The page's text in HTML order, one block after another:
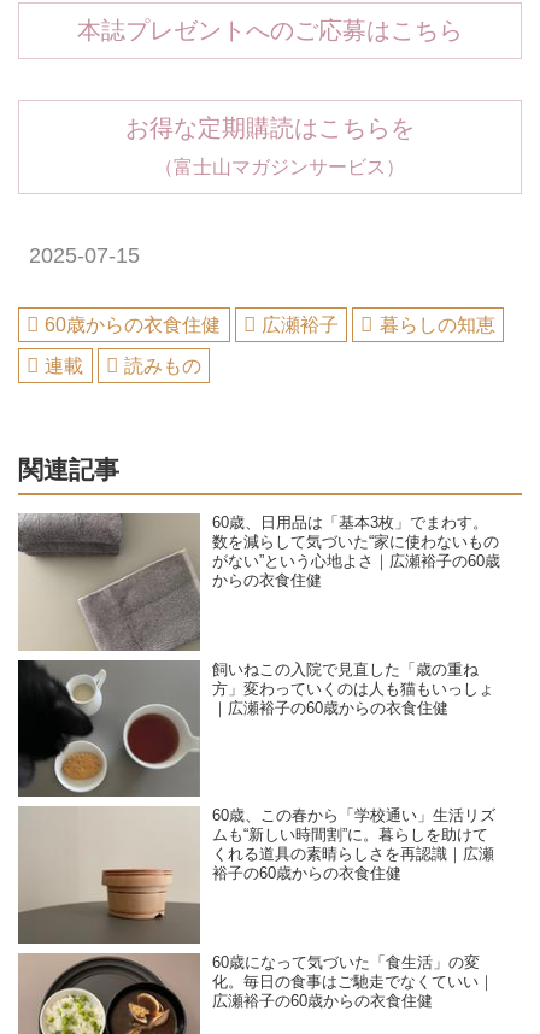
本誌プレゼントへのご応募はこちら
お得な定期購読はこちらを
（富士山マガジンサービス）
2025-07-15
60歳からの衣食住健 広瀬裕子
暮らしの知恵
連載
読みもの
関連記事
60歳、日用品は「基本3枚」でまわす。
数を減らして気づいた“家に使わないもの
がない”という心地よさ｜広瀬裕子の60歳
からの衣食住健
飼いねこの入院で見直した「歳の重ね
方」変わっていくのは人も猫もいっしょ
｜広瀬裕子の60歳からの衣食住健
60歳、この春から「学校通い」生活リズ
ムも“新しい時間割”に。暮らしを助けて
くれる道具の素晴らしさを再認識｜広瀬
裕子の60歳からの衣食住健
60歳になって気づいた「食生活」の変
化。毎日の食事はご馳走でなくていい｜
広瀬裕子の60歳からの衣食住健